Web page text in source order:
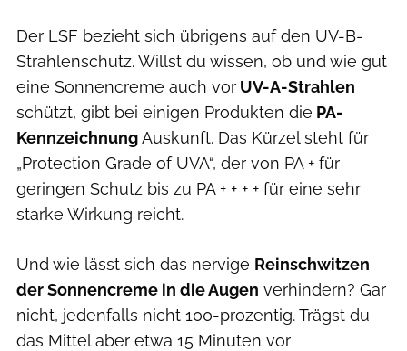
Der LSF bezieht sich übrigens auf den UV-B-
Strahlenschutz. Willst du wissen, ob und wie gut
eine Sonnencreme auch vor UV-A-Strahlen
schützt, gibt bei einigen Produkten die PA-
KennzeichnungAuskunft. Das Kürzel steht für
„Protection Grade of UVA“, der von PA + für
geringen Schutz bis zu PA + + + + für eine sehr
starke Wirkung reicht.
Und wie lässt sich das nervige Reinschwitzen
der Sonnencreme in die Augen verhindern? Gar
nicht, jedenfalls nicht 100-prozentig. Trägst du
das Mittel aber etwa 15 Minuten vor